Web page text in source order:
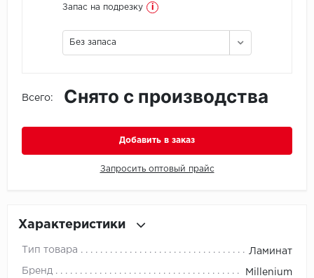
LG Decotile
Lucky Floor
Made in Belgium
Next Step
Запас на подрезку i
Без запаса
Всего: Снято с производства
Добавить в заказ
Запросить оптовый прайс
Характеристики
Тип товара Ламинат
Бренд Millenium